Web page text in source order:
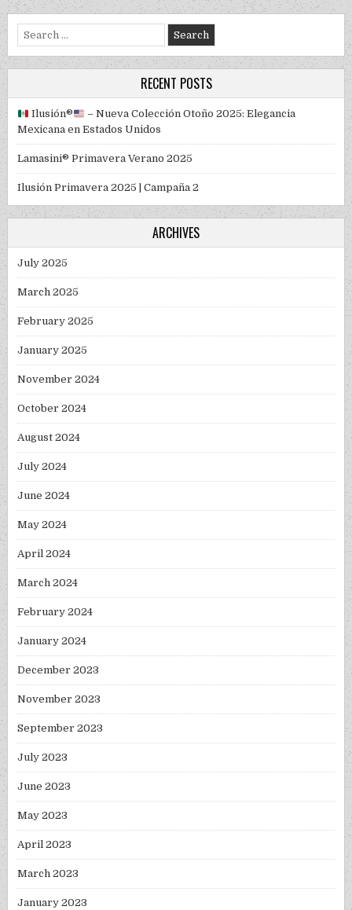
Search for:
RECENT POSTS
Ilusión®️
– Nueva Colección Otoño 2025: Elegancia
Mexicana en Estados Unidos
Lamasini® Primavera Verano 2025
Ilusión Primavera 2025 | Campaña 2
ARCHIVES
July 2025
March 2025
February 2025
January 2025
November 2024
October 2024
August 2024
July 2024
June 2024
May 2024
April 2024
March 2024
February 2024
January 2024
December 2023
November 2023
September 2023
July 2023
June 2023
May 2023
April 2023
March 2023
January 2023